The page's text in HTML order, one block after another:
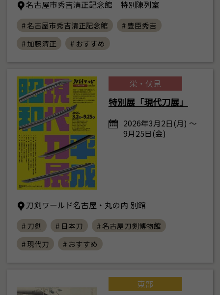
名古屋市秀吉清正記念館 特別陳列室
# 名古屋市秀吉清正記念館
# 豊臣秀吉
# 加藤清正
# おすすめ
栄・伏見
特別展「現代刀展」
2026年3月2日(月) ～
9月25日(金)
刀剣ワールド名古屋・丸の内 別館
# 刀剣 # 日本刀
# 名古屋刀剣博物館
# 現代刀
# おすすめ
東部